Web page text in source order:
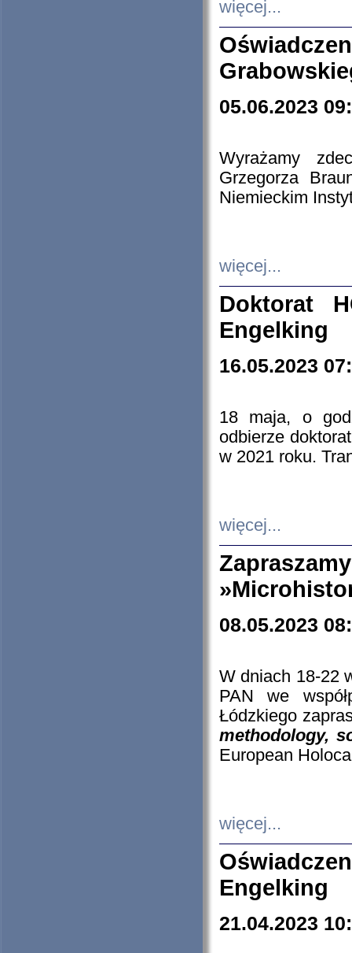
więcej...
05.06.2023
Wyrażamy
Grzegorza
Niemieckim
więcej...
Doktorat
Engelking
16.05.2023
18 maja, o
odbierze
w 2021 roku.
więcej...
08.05.2023
W dniach 18-22
PAN we
Łódzkiego
methodology,
European
więcej...
Engelking
21.04.2023